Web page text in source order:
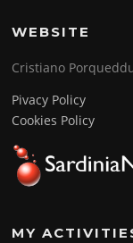
WEBSITE
Cristiano
Pivacy Policy
Cookies Policy
MY